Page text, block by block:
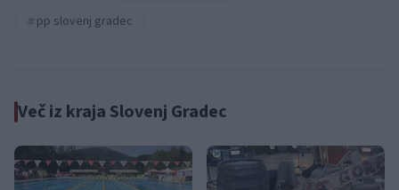
pp slovenj gradec
Več iz kraja Slovenj Gradec